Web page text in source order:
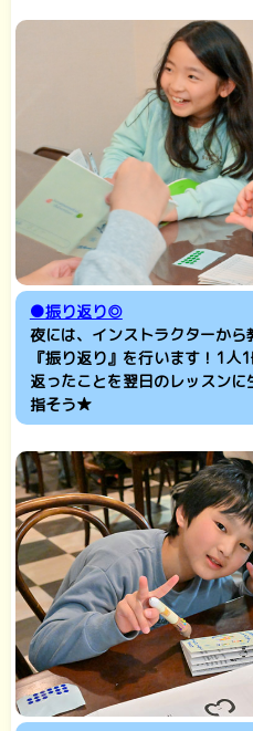
●振り返り◎
夜には、インストラクターか
『振り返り』を行います！1
返ったことを翌日のレッスン
指そう★